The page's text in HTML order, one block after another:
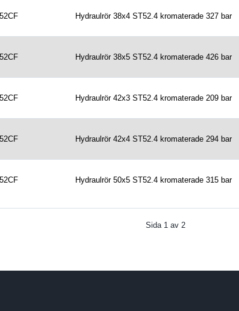
Hydraulrör 38x4 ST52.4 kromaterade 327 bar
Hydraulrör 38x5 ST52.4 kromaterade 426 bar
Hydraulrör 42x3 ST52.4 kromaterade 209 bar
Hydraulrör 42x4 ST52.4 kromaterade 294 bar
Hydraulrör 50x5 ST52.4 kromaterade 315 bar
Sida 1 av 2